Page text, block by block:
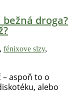
droga?
, fénixove slzy,
– aspoň to o
alebo